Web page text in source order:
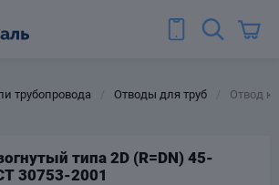
трубопровода Отводы для труб Отвод
типа 2D (R=DN) 45-
30753-2001